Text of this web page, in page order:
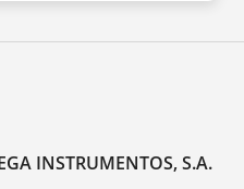
INSTRUMENTOS, S.A.